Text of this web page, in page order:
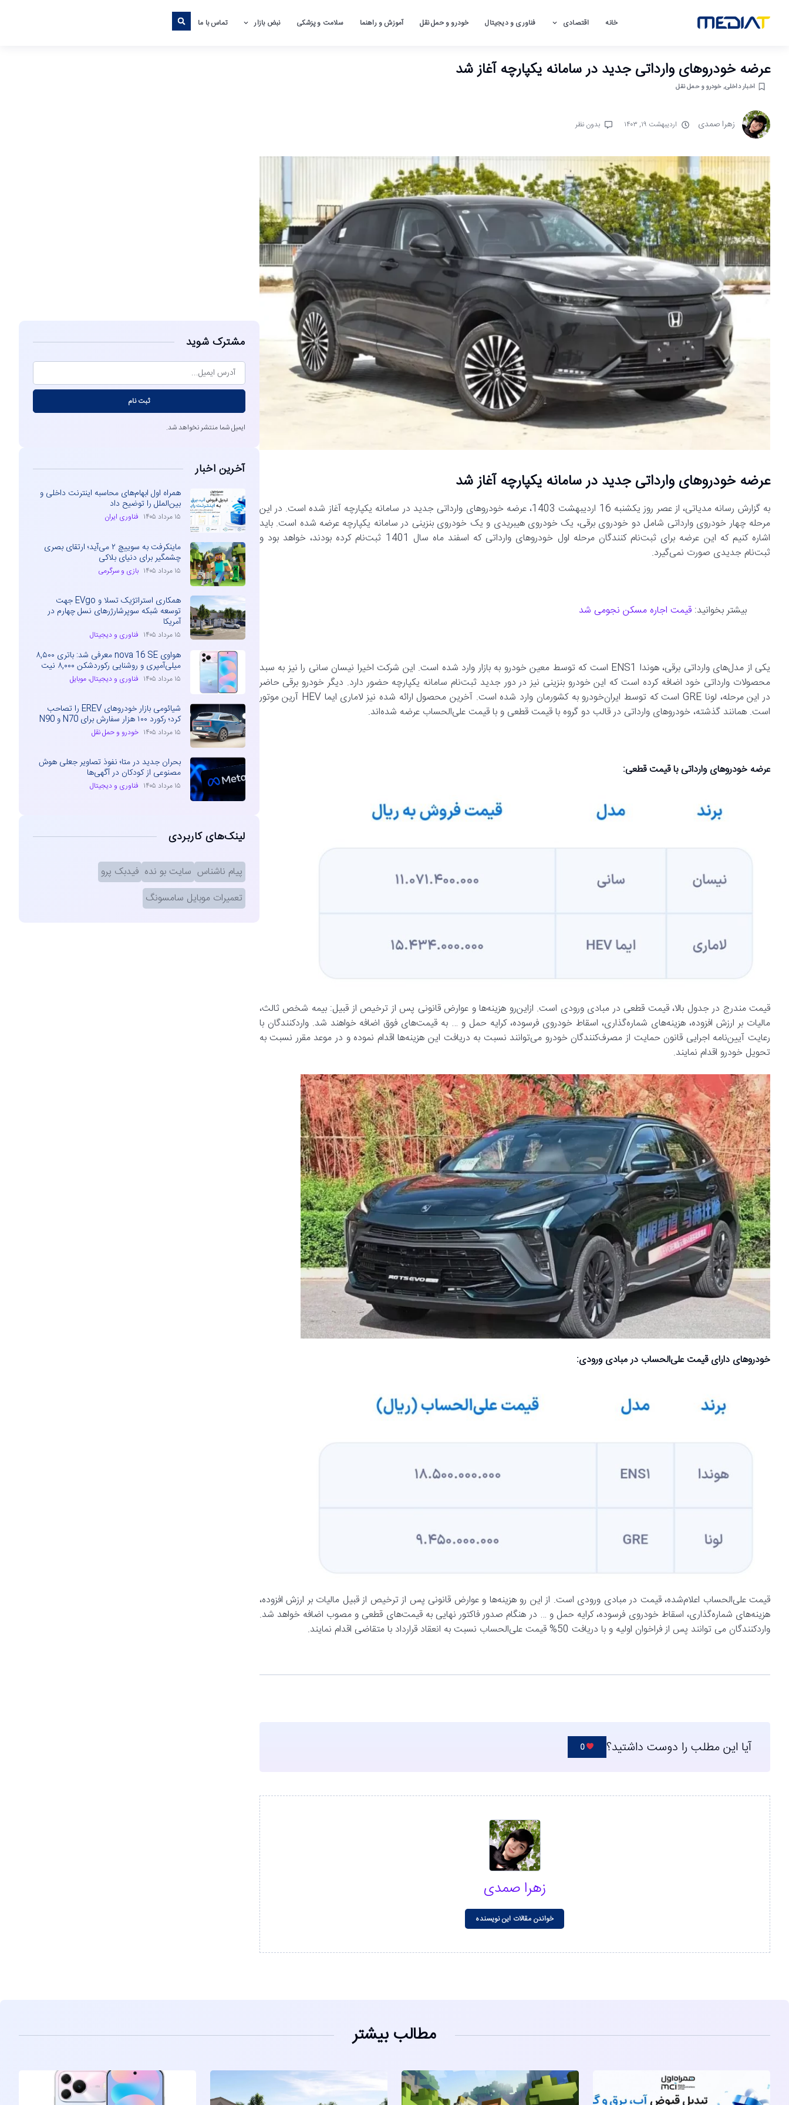
خانه اقتصادی فناوری و دیجیتال خودرو و حمل نقل آموزش و راهنما سلامت و پزشکی نبض بازار تماس با ما
عرضه خودروهای وارداتی جدید در سامانه یکپارچه آغاز شد
اخبار داخلی,خودرو و حمل نقل
زهرا صمدی اردیبهشت ۱۹, ۱۴۰۳ بدون نظر
عرضه خودروهای وارداتی جدید در سامانه یکپارچه آغاز شد
به گزارش رسانه مدیاتی، از عصر روز یکشنبه 16 اردیبهشت 1403، عرضه خودروهای وارداتی جدید در سامانه یکپارچه آغاز شده است. در این
مرحله چهار خودروی وارداتی شامل دو خودروی برقی، یک خودروی هیبریدی و یک خودروی بنزینی در سامانه یکپارچه عرضه شده است. باید
اشاره کنیم که این عرضه برای ثبت‌نام کنندگان مرحله اول خودروهای وارداتی که اسفند ماه سال 1401 ثبت‌نام کرده بودند، خواهد بود و
ثبت‌نام جدیدی صورت نمی‌گیرد.
بیشتر بخوانید: قیمت اجاره‌ مسکن نجومی شد
یکی از مدل‌های وارداتی برقی، هوندا ENS1 است که توسط معین خودرو به بازار وارد شده است. این شرکت اخیرا نیسان سانی را نیز به سبد
محصولات وارداتی خود اضافه کرده است که این خودرو بنزینی نیز در دور جدید ثبت‌نام سامانه یکپارچه حضور دارد. دیگر خودرو برقی حاضر
در این مرحله،‌ لونا GRE است که توسط ایران‌خودرو به کشورمان وارد شده است. آخرین محصول ارائه شده نیز لاماری ایما HEV آرین موتور
است. همانند گذشته، خودروهای وارداتی در قالب دو گروه با قیمت قطعی و با قیمت علی‌الحساب عرضه شده‌اند.
عرضه خودروهای وارداتی با قیمت قطعی:
قیمت مندرج در جدول بالا، قیمت قطعی در مبادی ورودی است. ازاین‌رو هزینه‌ها و عوارض قانونی پس از ترخیص از قبیل: بیمه شخص ثالث،
مالیات بر ارزش افزوده، هزینه‌های شماره‌گذاری، اسقاط خودروی فرسوده، کرایه حمل و … به قیمت‌های فوق اضافه خواهند شد. واردکنندگان با
رعایت آیین‌نامه اجرایی قانون حمایت از مصرف‌کنندگان خودرو می‌توانند نسبت به دریافت این هزینه‌ها اقدام نموده و در موعد مقرر نسبت به
تحویل خودرو اقدام نمایند.
خودروهای دارای قیمت علی‌الحساب در مبادی ورودی:
قیمت علی‌الحساب اعلام‌شده، قیمت در مبادی ورودی است. از این رو هزینه‌ها و عوارض قانونی پس از ترخیص از قبیل مالیات بر ارزش افزوده،
هزینه‌های شماره‌گذاری، اسقاط خودروی فرسوده، کرایه حمل و … در هنگام صدور فاکتور نهایی به قیمت‌های قطعی و مصوب اضافه خواهد شد.
واردکنندگان می توانند پس از فراخوان اولیه و با دریافت 50% قیمت علی‌الحساب نسبت به انعقاد قرارداد با متقاضی اقدام نمایند.
آیا این مطلب را دوست داشتید؟ 0
زهرا صمدی
خواندن مقالات این نویسنده
مشترک شوید
ثبت نام
ایمیل شما منتشر نخواهد شد.
آخرین اخبار
همراه اول ابهام‌های محاسبه اینترنت داخلی و
بین‌الملل را توضیح داد
۱۵ مرداد ۱۴۰۵ فناوری ایران
ماینکرفت به سوییچ ۲ می‌آید؛ ارتقای بصری
چشمگیر برای دنیای بلاکی
۱۵ مرداد ۱۴۰۵ بازی و سرگرمی
همکاری استراتژیک تسلا و EVgo جهت
توسعه شبکه سوپرشارژرهای نسل چهارم در
آمریکا
۱۵ مرداد ۱۴۰۵ فناوری و دیجیتال
هواوی nova 16 SE معرفی شد: باتری ۸,۵۰۰
میلی‌آمپری و روشنایی رکوردشکن ۸,۰۰۰ نیت
۱۵ مرداد ۱۴۰۵ فناوری و دیجیتال،موبایل
شیائومی بازار خودروهای EREV را تصاحب
کرد؛ رکورد ۱۰۰ هزار سفارش برای N70 و N90
۱۵ مرداد ۱۴۰۵ خودرو و حمل نقل
بحران جدید در متا؛ نفوذ تصاویر جعلی هوش
مصنوعی از کودکان در آگهی‌ها
۱۵ مرداد ۱۴۰۵ فناوری و دیجیتال
لینک‌های کاربردی
پیام ناشناس سایت بو نده فیدبک پرو
تعمیرات موبایل سامسونگ
مطالب بیشتر